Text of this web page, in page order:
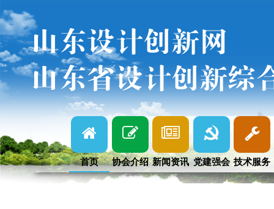
山东设计创新网
山东省设计创新综
首页 协会介绍 新闻资讯 党建强会 技术服务